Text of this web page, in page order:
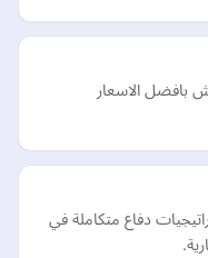
بافضل الاسعار
دفاع متكاملة في